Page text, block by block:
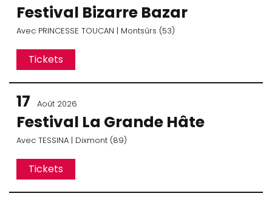
Festival Bizarre Bazar
Avec PRINCESSE TOUCAN | Montsûrs (53)
Tickets
17 Août 2026
Festival La Grande Hâte
Avec TESSINA | Dixmont (89)
Tickets